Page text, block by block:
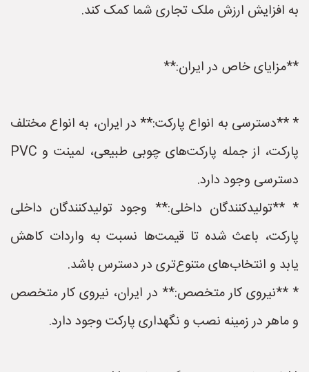
به افزایش ارزش ملک تجاری شما کمک کند.
**مزایای خاص در ایران:**
* **دسترسی به انواع پارکت:** در ایران، به انواع مختلف
پارکت، از جمله پارکت‌های چوبی طبیعی، لمینت و PVC
دسترسی وجود دارد.
* **تولیدکنندگان داخلی:** وجود تولیدکنندگان داخلی
پارکت، باعث شده تا قیمت‌ها نسبت به واردات کاهش
یابد و انتخاب‌های متنوع‌تری در دسترس باشد.
* **نیروی کار متخصص:** در ایران، نیروی کار متخصص
و ماهر در زمینه نصب و نگهداری پارکت وجود دارد.